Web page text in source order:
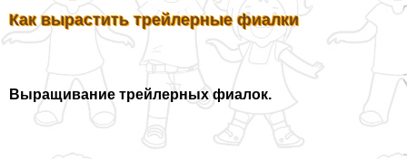
Как вырастить трейлерные фиалки
Выращивание трейлерных фиалок.